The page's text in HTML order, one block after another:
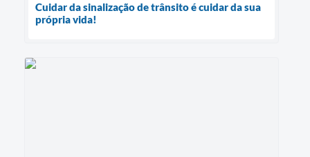
Cuidar da sinalização de trânsito é cuidar da sua
própria vida!